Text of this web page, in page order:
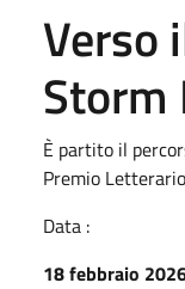
Verso
Storm
È partito il
Premio
Data :
18 febbraio